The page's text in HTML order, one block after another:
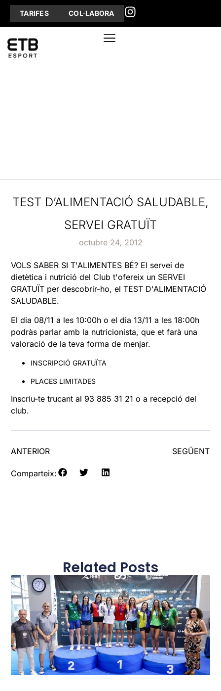
TARIFES COL·LABORA
TEST D’ALIMENTACIÓ SALUDABLE,
SERVEI GRATUÏT
octubre 24, 2012
VOLS SABER SI T'ALIMENTES BÉ? El servei de
dietètica i nutrició del Club t'ofereix un SERVEI
GRATUÏT per descobrir-ho, el TEST D'ALIMENTACIÓ
SALUDABLE.
El dia 08/11 a les 10:00h o el dia 13/11 a les 18:00h
podràs parlar amb la nutricionista, que et farà una
valoració de la teva forma de menjar.
INSCRIPCIÓ GRATUÏTA
PLACES LIMITADES
Inscriu-te trucant al 93 885 31 21 o a recepció del
club.
ANTERIOR SEGÜENT
Comparteix:
Related Posts